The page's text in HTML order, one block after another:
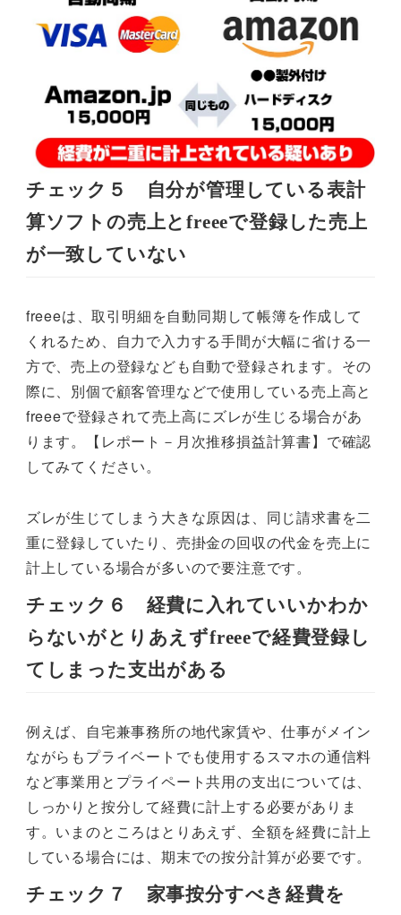
チェック５ 自分が管理している表計
算ソフトの売上とfreeeで登録した売上
が一致していない
freeeは、取引明細を自動同期して帳簿を作成して
くれるため、自力で入力する手間が大幅に省ける一
方で、売上の登録なども自動で登録されます。その
際に、別個で顧客管理などで使用している売上高と
freeeで登録されて売上高にズレが生じる場合があ
ります。【レポート－月次推移損益計算書】で確認
してみてください。
ズレが生じてしまう大きな原因は、同じ請求書を二
重に登録していたり、売掛金の回収の代金を売上に
計上している場合が多いので要注意です。
チェック６ 経費に入れていいかわか
らないがとりあえずfreeeで経費登録し
てしまった支出がある
例えば、自宅兼事務所の地代家賃や、仕事がメイン
ながらもプライベートでも使用するスマホの通信料
など事業用とプライペート共用の支出については、
しっかりと按分して経費に計上する必要がありま
す。いまのところはとりあえず、全額を経費に計上
している場合には、期末での按分計算が必要です。
チェック７ 家事按分すべき経費を